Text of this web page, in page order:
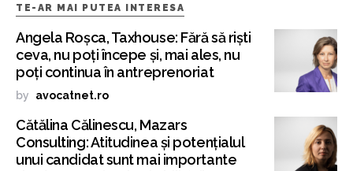
TE-AR MAI PUTEA INTERESA
Angela Roșca, Taxhouse: Fără să riști
ceva, nu poți începe și, mai ales, nu
poți continua în antreprenoriat
by avocatnet.ro
Cătălina Călinescu, Mazars
Consulting: Atitudinea și potențialul
unui candidat sunt mai importante